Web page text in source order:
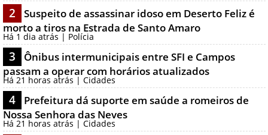
2
Suspeito de assassinar idoso em Deserto Feliz é
morto a tiros na Estrada de Santo Amaro
Há 1 dia atrás | Polícia
3
Ônibus intermunicipais entre SFI e Campos
passam a operar com horários atualizados
Há 21 horas atrás | Cidades
4
Prefeitura dá suporte em saúde a romeiros de
Nossa Senhora das Neves
Há 21 horas atrás | Cidades